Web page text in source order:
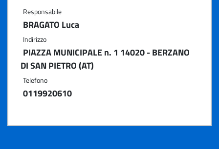
Responsabile
BRAGATO Luca
Indirizzo
PIAZZA MUNICIPALE n. 1 14020 - BERZANO
DI SAN PIETRO (AT)
Telefono
0119920610